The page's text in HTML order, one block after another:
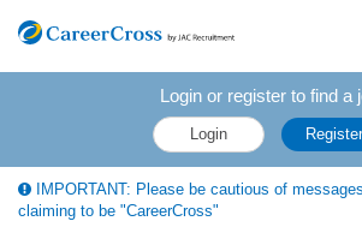
Login or register to find a
Login Register
IMPORTANT: Please be cautious of
claiming to be "CareerCross"